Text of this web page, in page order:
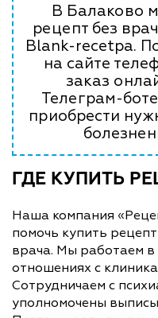
В Балаково
рецепт без
Blank-recetpa.
на сайте
заказ
Телеграм-
приобрести
ГДЕ КУПИТЬ
Наша компания
помочь купить
врача. Мы работаем в
отношениях с
Сотрудничаем с
уполномочены